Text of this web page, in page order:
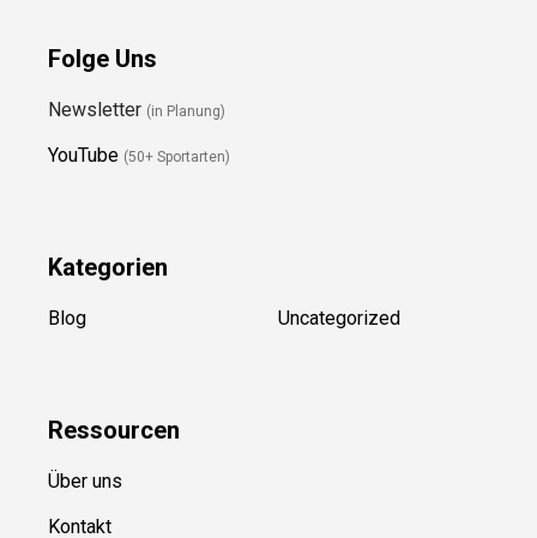
Folge Uns
Newsletter (in Planung)
YouTube (50+ Sportarten)
Kategorien
Blog Uncategorized
Ressourcen
Über uns
Kontakt